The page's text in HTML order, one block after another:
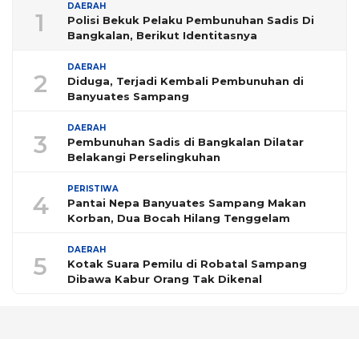
1
DAERAH
Polisi Bekuk Pelaku Pembunuhan Sadis Di
Bangkalan, Berikut Identitasnya
2
DAERAH
Diduga, Terjadi Kembali Pembunuhan di
Banyuates Sampang
3
DAERAH
Pembunuhan Sadis di Bangkalan Dilatar
Belakangi Perselingkuhan
4
PERISTIWA
Pantai Nepa Banyuates Sampang Makan
Korban, Dua Bocah Hilang Tenggelam
5
DAERAH
Kotak Suara Pemilu di Robatal Sampang
Dibawa Kabur Orang Tak Dikenal